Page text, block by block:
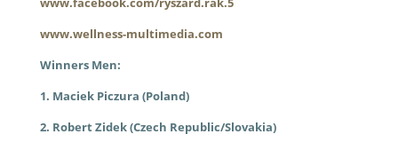
www.wellness-multimedia.com
Winners Men:
1. Maciek Piczura (Poland)
2. Robert Zidek (Czech Republic/Slovakia)